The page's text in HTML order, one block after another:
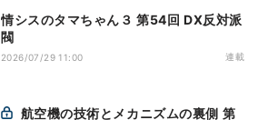
情シスのタマちゃん３ 第54回 DX反対派
閥
2026/07/29 11:00 連載